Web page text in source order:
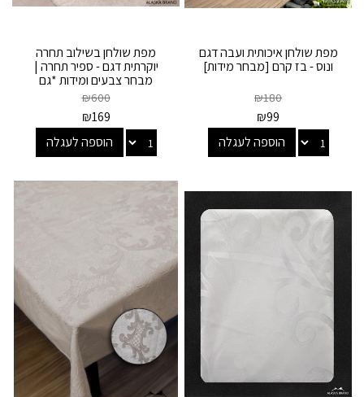
מפת שולחן איכותית ועבה דגם
ונוס - בז קרם [מבחר מידות]
₪180
₪99
הוספה לעגלה
מפת שולחן בשילוב תחרה
יוקרתית דגם - ספיר תחרה |
מבחר צבעים ומידות *גם
עגולות*
₪600
₪169
הוספה לעגלה